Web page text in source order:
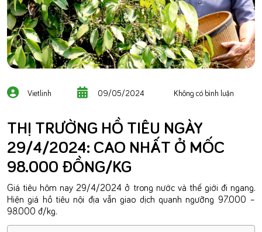
Vietlinh 09/05/2024 Không có bình luận
THỊ TRƯỜNG HỒ TIÊU NGÀY
29/4/2024: CAO NHẤT Ở MỐC
98.000 ĐỒNG/KG
Giá tiêu hôm nay 29/4/2024 ở trong nước và thế giới đi ngang.
Hiện giá hồ tiêu nội địa vẫn giao dịch quanh ngưỡng 97.000 –
98.000 đ/kg.